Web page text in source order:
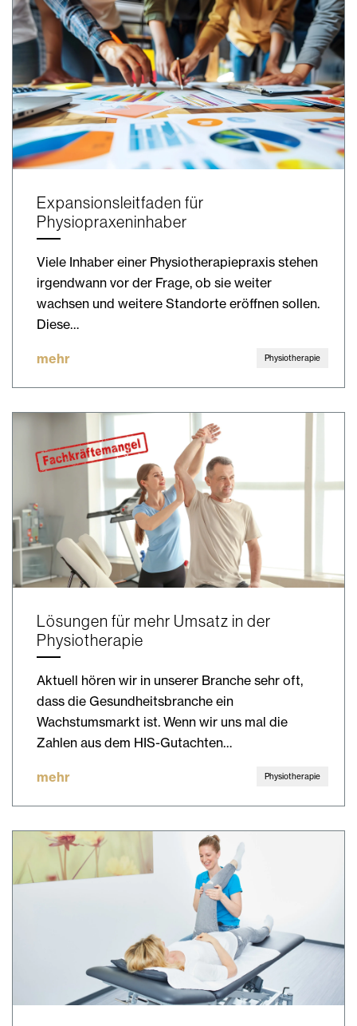
Expansionsleitfaden für
Physiopraxeninhaber
Viele Inhaber einer Physiotherapiepraxis stehen
irgendwann vor der Frage, ob sie weiter
wachsen und weitere Standorte eröffnen sollen.
Diese…
mehr Physiotherapie
Lösungen für mehr Umsatz in der
Physiotherapie
Aktuell hören wir in unserer Branche sehr oft,
dass die Gesundheitsbranche ein
Wachstumsmarkt ist. Wenn wir uns mal die
Zahlen aus dem HIS-Gutachten…
mehr Physiotherapie